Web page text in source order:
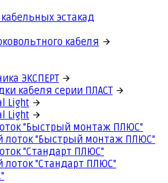
эстакад
кабеля
ЭКСПЕРТ
кабеля серии ПЛАСТ
Light
Light
"Быстрый монтаж ПЛЮС"
лоток "Быстрый монтаж ПЛЮС"
"Стандарт ПЛЮС"
"Стандарт ПЛЮС"